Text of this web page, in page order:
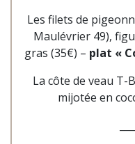
Les filets de
Maulévrier 49),
gras (35€) – plat «
La côte de veau T-
mijotée en